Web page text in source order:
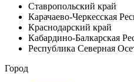
Ставропольский край
Карачаево-Черкесская
Краснодарский край
Кабардино-Балкарская
Республика Северная
Город